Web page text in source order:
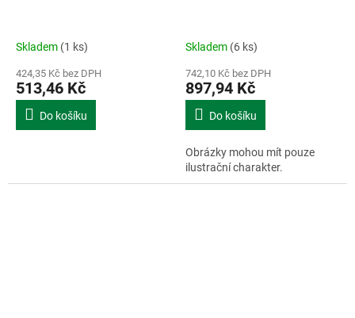
Skladem (1 ks)
424,35 Kč bez DPH
513,46 Kč
Do košíku
Skladem (6 ks)
742,10 Kč bez DPH
897,94 Kč
Do košíku
Obrázky mohou mít pouze
ilustrační charakter.